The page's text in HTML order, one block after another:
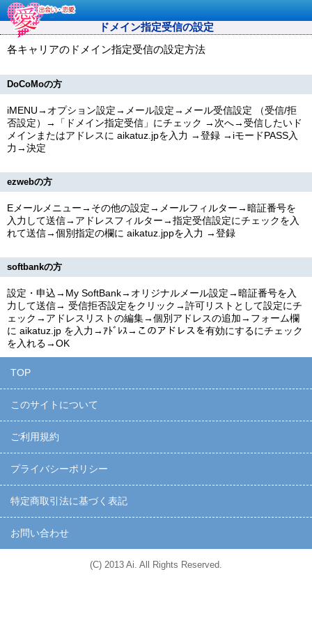
ドメイン指定受信の設定
各キャリアのドメイン指定受信の設定方法
DoCoMoの方
iMENU→オプション設定→メール設定→メール受信設定 （受信/拒
否設定）→「ドメイン指定受信」にチェック →次へ→受信したいド
メインまたはアドレスに aikatuz.jpを入力 →登録 →iモードPASS入
力→決定
ezwebの方
Eメールメニュー→その他の設定→メールフィルター→暗証番号を
入力して送信→アドレスフィルター→指定受信設定にチェックを入
れて送信→個別指定の欄に aikatuz.jppを入力 →登録
softbankの方
設定・申込→My SoftBank→オリジナルメール設定→暗証番号を入
力して送信→ 受信拒否設定をクリック→許可リストとして設定にチ
ェック→アドレスリストの編集→個別アドレスの追加→フォーム欄
に aikatuz.jp を入力→ｱﾄﾞﾚｽ→このアドレスを有効にするにチェック
を入れる→OK
TOP
このサイトについて
ご利用規約
プライバシーポリシー
特定商取引法に基づく表記
お問い合わせ
(C) 2013 Ai. All Rights Reserved.